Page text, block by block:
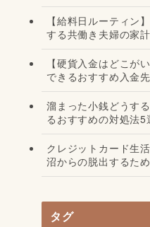
【給料日ルーティン
する共働き夫婦の家
【硬貨入金はどこが
できるおすすめ入金
溜まった小銭どうす
るおすすめの対処法
クレジットカード生
沼からの脱出するた
タグ